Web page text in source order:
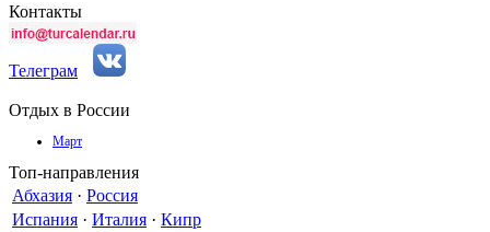
Контакты
Телеграм
Отдых в России
Март
Топ-направления
Абхазия · Россия
Испания · Италия · Кипр